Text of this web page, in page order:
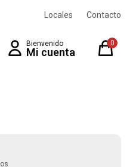
0
Locales Contacto